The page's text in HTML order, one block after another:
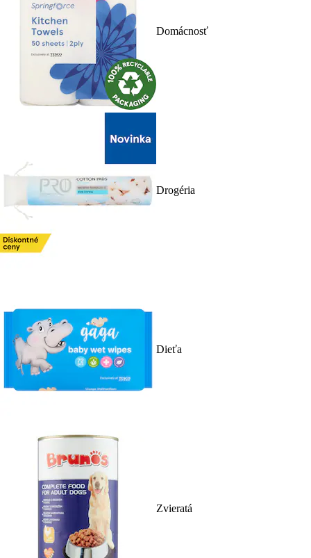
Domácnosť
Drogéria
Dieťa
Zvieratá